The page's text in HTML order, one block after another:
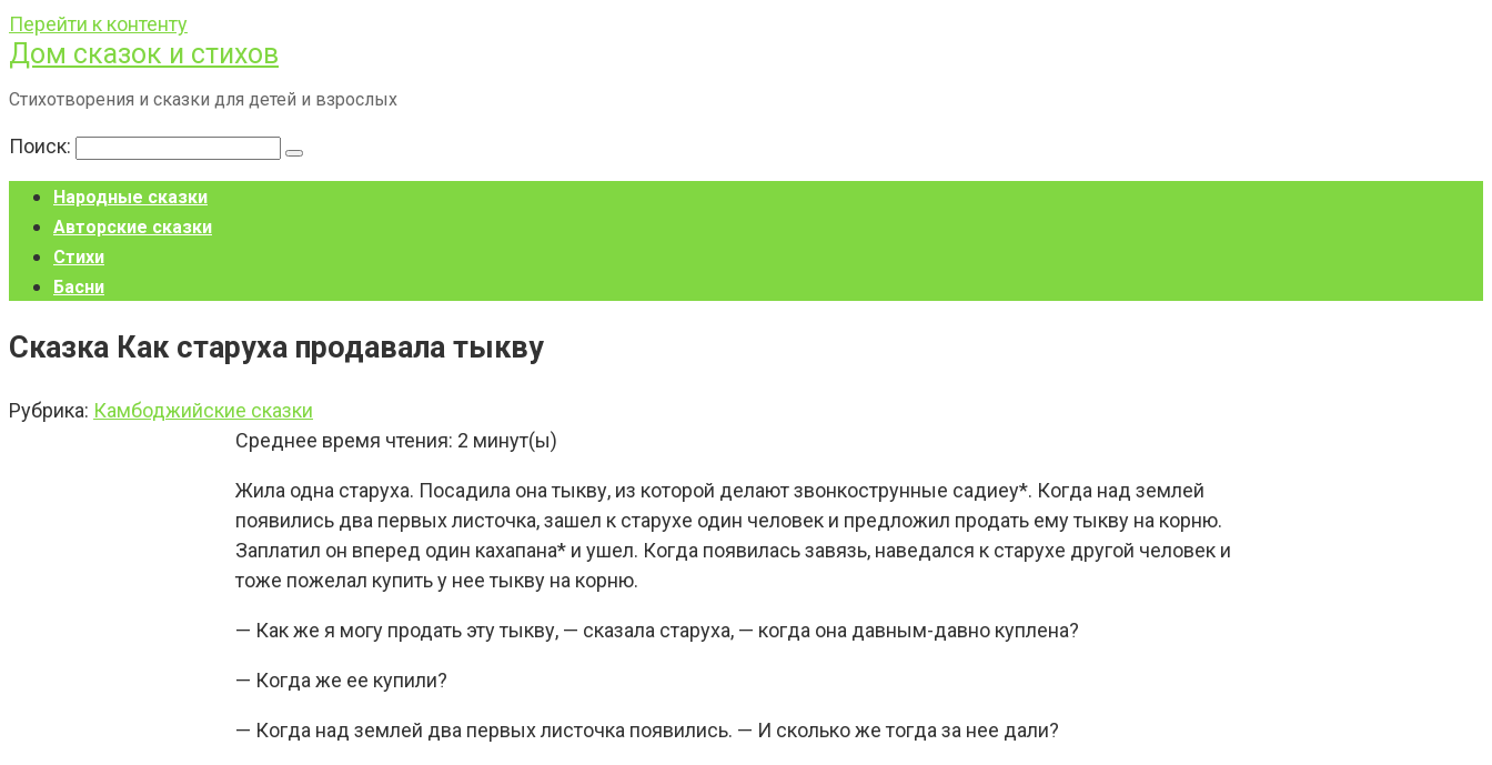
Перейти к контенту
Дом сказок и стихов
Стихотворения и сказки для детей и взрослых
Поиск:
Народные сказки
Авторские сказки
Стихи
Басни
Сказка Как старуха продавала тыкву
Рубрика: Камбоджийские сказки
Среднее время чтения: 2 минут(ы)
Жила одна старуха. Посадила она тыкву, из которой делают звонкострунные садиеу*. Когда над землей
появились два первых листочка, зашел к старухе один человек и предложил продать ему тыкву на корню.
Заплатил он вперед один кахапана* и ушел. Когда появилась завязь, наведался к старухе другой человек и
тоже пожелал купить у нее тыкву на корню.
— Как же я могу продать эту тыкву, — сказала старуха, — когда она давным-давно куплена?
— Когда же ее купили?
— Когда над землей два первых листочка появились. — И сколько же тогда за нее дали?